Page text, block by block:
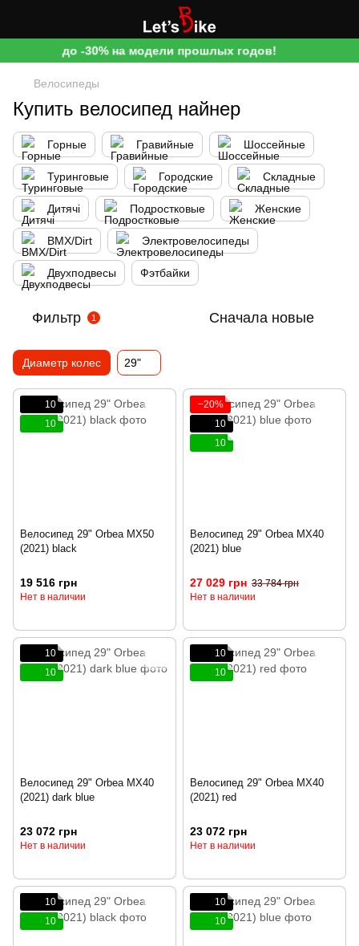
до -30% на модели прошлых годов!
Велосипеды
Купить велосипед найнер
Горные Гравийные Шоссейные
Туринговые Городские Складные
Дитячі Подростковые Женские
BMX/Dirt Электровелосипеды
Двухподвесы Фэтбайки
Фильтр 1 Сначала новые
Диаметр колес 29"
10
10
Велосипед 29" Orbea MX50
(2021) black
19 516 грн
Нет в наличии
−20%
10
10
Велосипед 29" Orbea MX40
(2021) blue
27 029 грн 33 784 грн
Нет в наличии
10
10
Велосипед 29" Orbea MX40
(2021) dark blue
23 072 грн
Нет в наличии
10
10
Велосипед 29" Orbea MX40
(2021) red
23 072 грн
Нет в наличии
10
10
10
10